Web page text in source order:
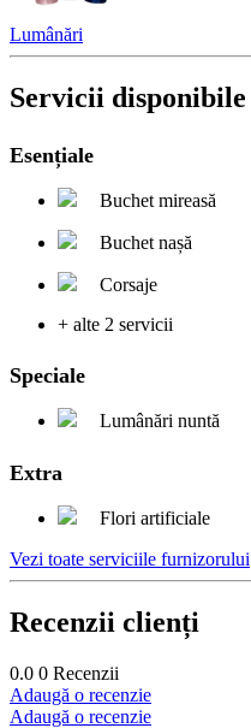
Lumânări
Servicii disponibile
Esențiale
Buchet mireasă
Buchet nașă
Corsaje
+ alte 2 servicii
Speciale
Lumânări nuntă
Extra
Flori artificiale
Vezi toate serviciile furnizorului
Recenzii clienți
0.0 0 Recenzii
Adaugă o recenzie
Adaugă o recenzie